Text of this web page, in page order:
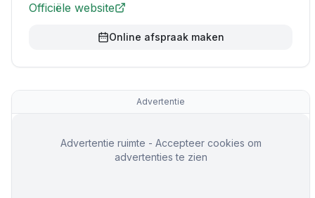
Officiële website
Online afspraak maken
Advertentie
Advertentie ruimte - Accepteer cookies om
advertenties te zien